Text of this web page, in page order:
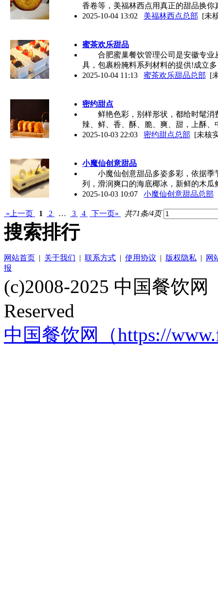
香卷等，美福林西点用真正的甜品换你
2025-10-04 13:02
美福林西点总部 [未
蜜茶欢乐甜品
合肥蜜巢餐饮管理公司是安徽专业
具，包裹粉腌料系列材料的提供!成立多
2025-10-04 11:13
蜜茶欢乐甜品总部 [
密约甜点
鲜艳色彩，别样形状，都给时髦消
辣、鲜、香、酥、脆、爽、甜，上酥、
2025-10-03 22:03
密约甜点总部 [未核
小魔仙创意甜品
小魔仙创意甜品多姿多彩，依据季
列，滑润爽口的海底椰冰，新鲜的木瓜
2025-10-03 10:07
小魔仙创意甜品总部
«上一页 1 2 … 3 4 下一页» 共71条/4页
搜索排行
网站首页 | 关于我们 | 联系方式 | 使用协议 | 版权隐私 |
网
报
(c)2008-2025 中国餐饮
Reserved
中国餐饮网（https://